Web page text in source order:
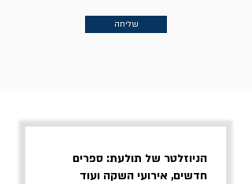
שליחה
הניוזלטר של תולעת: ספרים
חדשים, אירועי השקה ועוד